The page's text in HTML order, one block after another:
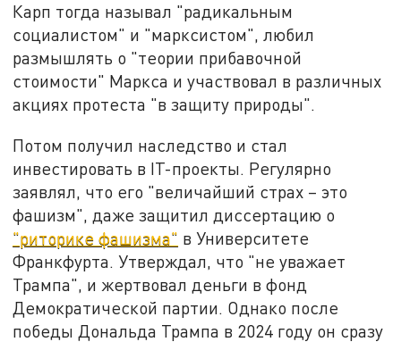
Карп тогда называл "радикальным
социалистом" и "марксистом", любил
размышлять о "теории прибавочной
стоимости" Маркса и участвовал в различных
акциях протеста "в защиту природы".
Потом получил наследство и стал
инвестировать в IT-проекты. Регулярно
заявлял, что его "величайший страх – это
фашизм", даже защитил диссертацию о
"риторике фашизма" в Университете
Франкфурта. Утверждал, что "не уважает
Трампа", и жертвовал деньги в фонд
Демократической партии. Однако после
победы Дональда Трампа в 2024 году он сразу